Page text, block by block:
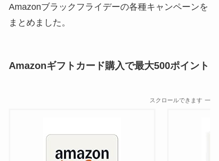
Amazonブラックフライデーの各種キャンペーンを
まとめました。
Amazonギフトカード購入で最大500ポイント
スクロールできます